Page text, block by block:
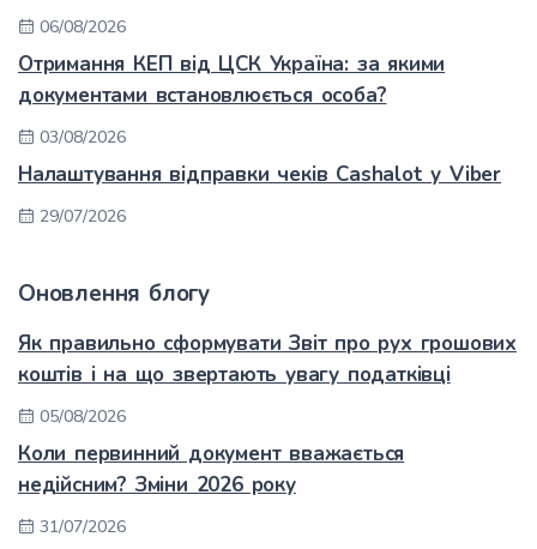
06/08/2026
Отримання КЕП від ЦСК Україна: за якими
документами встановлюється особа?
03/08/2026
Налаштування відправки чеків Cashalot у Viber
29/07/2026
Оновлення блогу
Як правильно сформувати Звіт про рух грошових
коштів і на що звертають увагу податківці
05/08/2026
Коли первинний документ вважається
недійсним? Зміни 2026 року
31/07/2026